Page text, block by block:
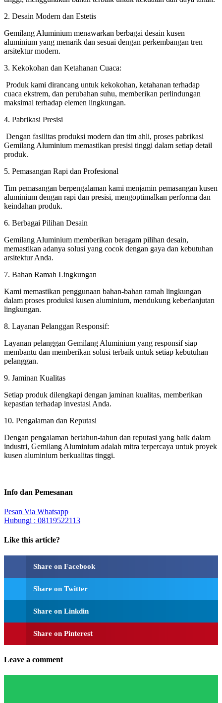
2. Desain Modern dan Estetis
Gemilang Aluminium menawarkan berbagai desain kusen
aluminium yang menarik dan sesuai dengan perkembangan tren
arsitektur modern.
3. Kekokohan dan Ketahanan Cuaca:
Produk kami dirancang untuk kekokohan, ketahanan terhadap
cuaca ekstrem, dan perubahan suhu, memberikan perlindungan
maksimal terhadap elemen lingkungan.
4. Pabrikasi Presisi
Dengan fasilitas produksi modern dan tim ahli, proses pabrikasi
Gemilang Aluminium memastikan presisi tinggi dalam setiap detail
produk.
5. Pemasangan Rapi dan Profesional
Tim pemasangan berpengalaman kami menjamin pemasangan kusen
aluminium dengan rapi dan presisi, mengoptimalkan performa dan
keindahan produk.
6. Berbagai Pilihan Desain
Gemilang Aluminium memberikan beragam pilihan desain,
memastikan adanya solusi yang cocok dengan gaya dan kebutuhan
arsitektur Anda.
7. Bahan Ramah Lingkungan
Kami memastikan penggunaan bahan-bahan ramah lingkungan
dalam proses produksi kusen aluminium, mendukung keberlanjutan
lingkungan.
8. Layanan Pelanggan Responsif:
Layanan pelanggan Gemilang Aluminium yang responsif siap
membantu dan memberikan solusi terbaik untuk setiap kebutuhan
pelanggan.
9. Jaminan Kualitas
Setiap produk dilengkapi dengan jaminan kualitas, memberikan
kepastian terhadap investasi Anda.
10. Pengalaman dan Reputasi
Dengan pengalaman bertahun-tahun dan reputasi yang baik dalam
industri, Gemilang Aluminium adalah mitra terpercaya untuk proyek
kusen aluminium berkualitas tinggi.
Info dan Pemesanan
Pesan Via Whatsapp
Hubungi : 08119522113
Like this article?
Share on Facebook
Share on Twitter
Share on Linkdin
Share on Pinterest
Leave a comment